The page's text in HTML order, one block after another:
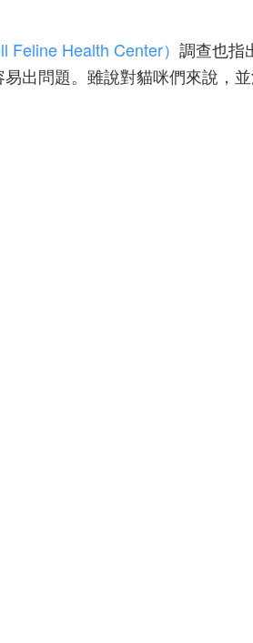
Health Center） 調查也指
出問題。雖說對貓咪們來說，